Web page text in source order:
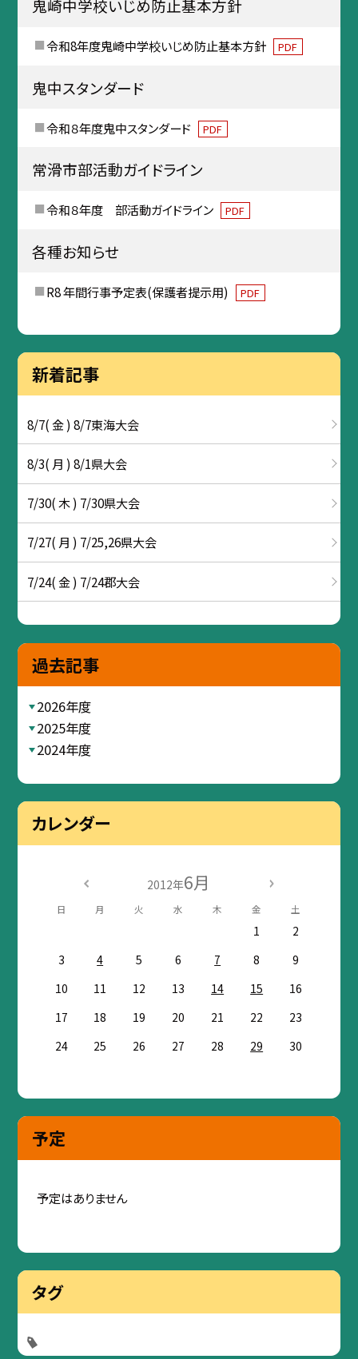
鬼崎中学校いじめ防止基本方針
令和8年度鬼崎中学校いじめ防止基本方針 PDF
鬼中スタンダード
令和８年度鬼中スタンダード PDF
常滑市部活動ガイドライン
令和８年度 部活動ガイドライン PDF
各種お知らせ
R8 年間行事予定表(保護者提示用) PDF
新着記事
8/7( 金 ) 8/7東海大会
8/3( 月 ) 8/1県大会
7/30( 木 ) 7/30県大会
7/27( 月 ) 7/25,26県大会
7/24( 金 ) 7/24郡大会
過去記事
2026年度
2025年度
2024年度
カレンダー
2012年6月
日 月 火 水 木 金 土
1
2
3
4 5 6 7 8
9
10
11 12 13 14 15
16
17
18 19 20 21 22
23
24
25 26 27 28 29 30
予定
予定はありません
タグ